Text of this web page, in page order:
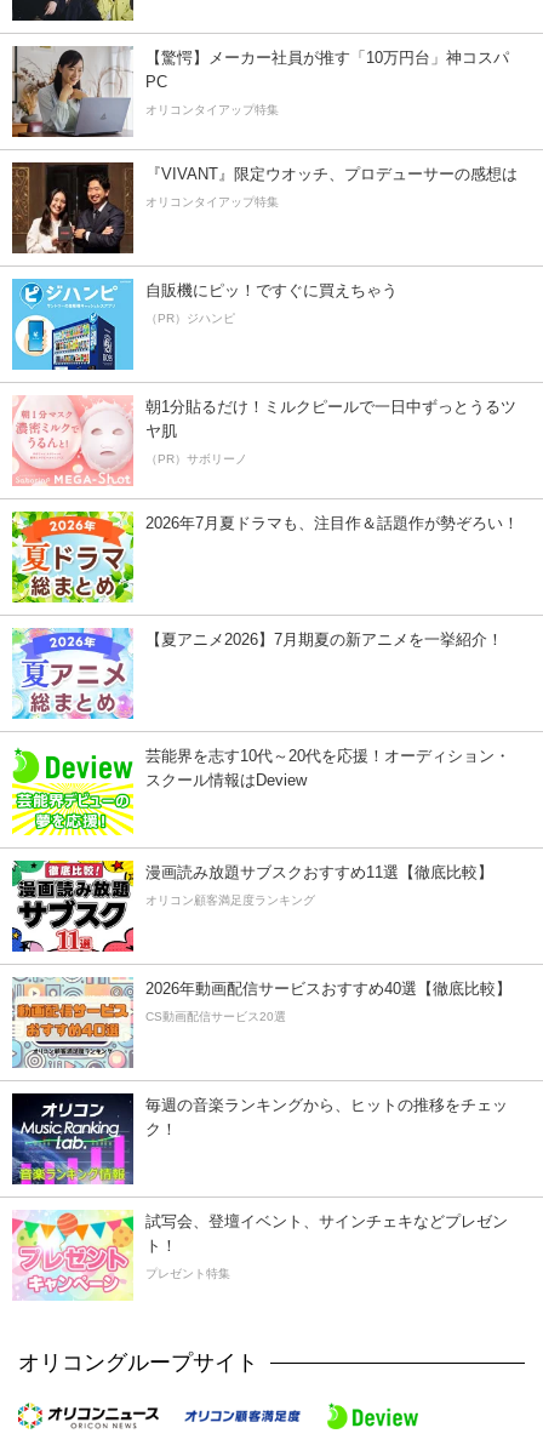
【驚愕】メーカー社員が推す「10万円台」神コスパ
PC
オリコンタイアップ特集
『VIVANT』限定ウオッチ、プロデューサーの感想は
オリコンタイアップ特集
自販機にピッ！ですぐに買えちゃう
（PR）ジハンピ
朝1分貼るだけ！ミルクピールで一日中ずっとうるツ
ヤ肌
（PR）サボリーノ
2026年7月夏ドラマも、注目作＆話題作が勢ぞろい！
【夏アニメ2026】7月期夏の新アニメを一挙紹介！
芸能界を志す10代～20代を応援！オーディション・
スクール情報はDeview
漫画読み放題サブスクおすすめ11選【徹底比較】
オリコン顧客満足度ランキング
2026年動画配信サービスおすすめ40選【徹底比較】
CS動画配信サービス20選
毎週の音楽ランキングから、ヒットの推移をチェッ
ク！
試写会、登壇イベント、サインチェキなどプレゼン
ト！
プレゼント特集
オリコングループサイト